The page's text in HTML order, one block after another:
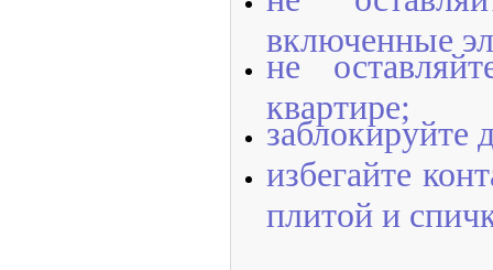
включенные
не
квартире;
заблокируйте
избегайте
плитой и